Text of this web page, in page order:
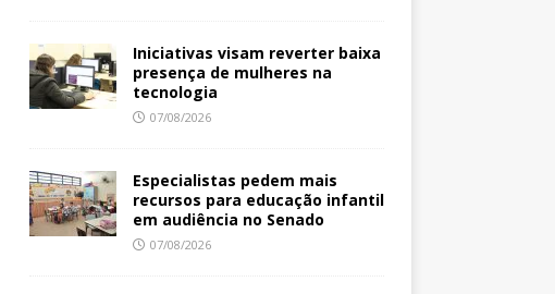
Iniciativas visam reverter baixa
presença de mulheres na
tecnologia
07/08/2026
Especialistas pedem mais
recursos para educação infantil
em audiência no Senado
07/08/2026